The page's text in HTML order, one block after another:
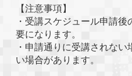
【注意事項】
・受講スケジュール申請
要になります。
・申請通りに受講されな
い場合があります。